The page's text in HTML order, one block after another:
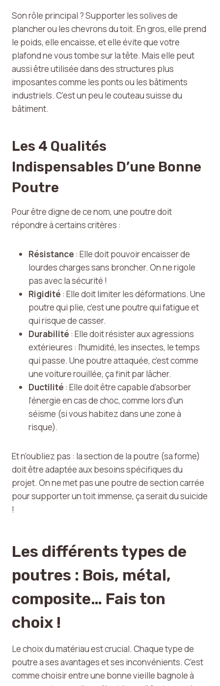
Son rôle principal ? Supporter les solives de
plancher ou les chevrons du toit. En gros, elle prend
le poids, elle encaisse, et elle évite que votre
plafond ne vous tombe sur la tête. Mais elle peut
aussi être utilisée dans des structures plus
imposantes comme les ponts ou les bâtiments
industriels. C’est un peu le couteau suisse du
bâtiment.
Les 4 Qualités
Indispensables D’une Bonne
Poutre
Pour être digne de ce nom, une poutre doit
répondre à certains critères :
Résistance : Elle doit pouvoir encaisser de
lourdes charges sans broncher. On ne rigole
pas avec la sécurité !
Rigidité : Elle doit limiter les déformations. Une
poutre qui plie, c’est une poutre qui fatigue et
qui risque de casser.
Durabilité : Elle doit résister aux agressions
extérieures : l’humidité, les insectes, le temps
qui passe. Une poutre attaquée, c’est comme
une voiture rouillée, ça finit par lâcher.
Ductilité : Elle doit être capable d’absorber
l’énergie en cas de choc, comme lors d’un
séisme (si vous habitez dans une zone à
risque).
Et n’oubliez pas : la section de la poutre (sa forme)
doit être adaptée aux besoins spécifiques du
projet. On ne met pas une poutre de section carrée
pour supporter un toit immense, ça serait du suicide
!
Les différents types de
poutres : Bois, métal,
composite… Fais ton
choix !
Le choix du matériau est crucial. Chaque type de
poutre a ses avantages et ses inconvénients. C’est
comme choisir entre une bonne vieille bagnole à